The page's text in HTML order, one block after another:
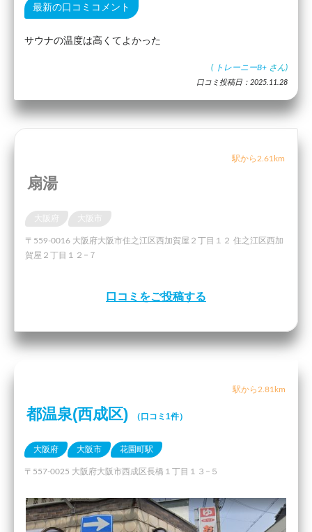
最新の口コミコメント
サウナの温度は高くてよかった
( トレーニーB+ さん)
口コミ投稿日：2025.11.28
駅から2.61km
扇湯
〒559-0016 大阪府大阪市住之江区西加賀屋２丁目１２ 住之江区西加
賀屋２丁目１２−７
口コミをご投稿する
駅から2.81km
都温泉(西成区) （口コミ1件）
大阪府 大阪市 花園町駅
〒557-0025 大阪府大阪市西成区長橋１丁目１３−５